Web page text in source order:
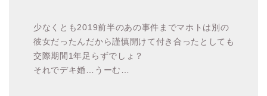
少なくとも2019前半のあの事件までマホトは別の
彼女だったんだから謹慎開けて付き合ったとしても
交際期間1年足らずでしょ？
それでデキ婚…うーむ…